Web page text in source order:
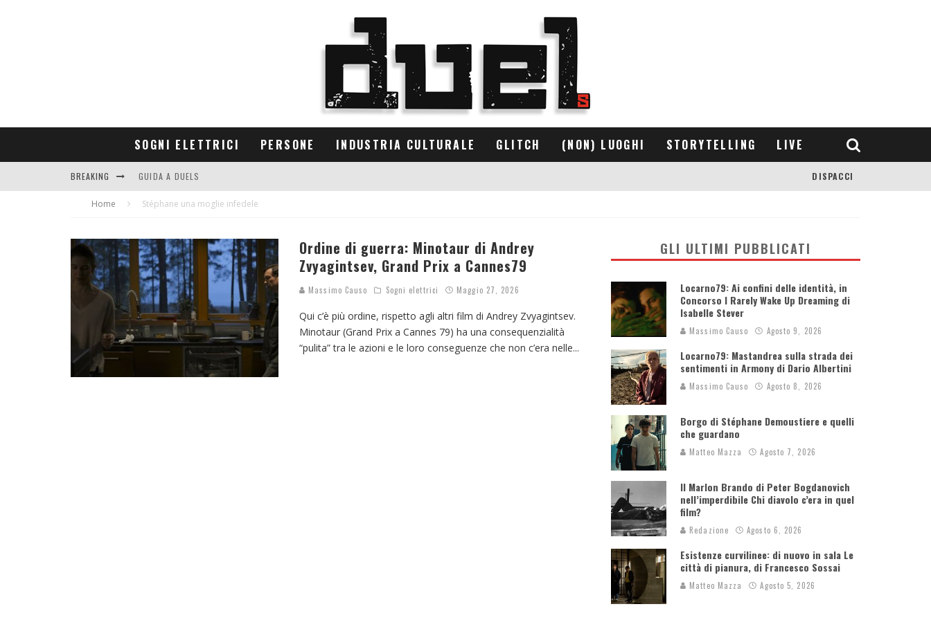
SOGNI ELETTRICI PERSONE INDUSTRIA CULTURALE GLITCH (NON) LUOGHI STORYTELLING LIVE
BREAKING GUIDA A DUELS
CONTRIBUTORS
DISPACCI
Home Stéphane una moglie infedele
Ordine di guerra: Minotaur di Andrey
Zvyagintsev, Grand Prix a Cannes79
Massimo Causo Sogni elettrici Maggio 27, 2026
Qui c’è più ordine, rispetto agli altri film di Andrey Zvyagintsev.
Minotaur (Grand Prix a Cannes 79) ha una consequenzialità
“pulita” tra le azioni e le loro conseguenze che non c’era nelle...
GLI ULTIMI PUBBLICATI
Locarno79: Ai confini delle identità, in
Concorso I Rarely Wake Up Dreaming di
Isabelle Stever
Massimo Causo Agosto 9, 2026
Locarno79: Mastandrea sulla strada dei
sentimenti in Armony di Dario Albertini
Massimo Causo Agosto 8, 2026
Borgo di Stéphane Demoustiere e quelli
che guardano
Matteo Mazza Agosto 7, 2026
Il Marlon Brando di Peter Bogdanovich
nell’imperdibile Chi diavolo c’era in quel
film?
Redazione Agosto 6, 2026
Esistenze curvilinee: di nuovo in sala Le
città di pianura, di Francesco Sossai
Matteo Mazza Agosto 5, 2026